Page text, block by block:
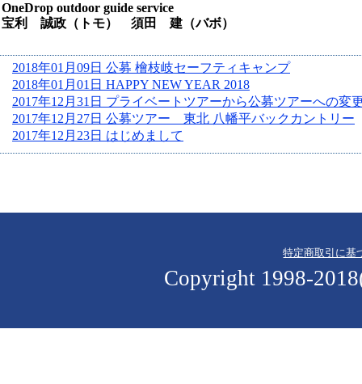
OneDrop outdoor guide service
宝利 誠政（トモ） 須田 建（バボ）
2018年01月09日 公募 檜枝岐セーフティキャンプ
2018年01月01日 HAPPY NEW YEAR 2018
2017年12月31日 プライベートツアーから公募ツアーへの変
2017年12月27日 公募ツアー 東北 八幡平バックカントリー
2017年12月23日 はじめまして
特定商取引に基
Copyright 1998-